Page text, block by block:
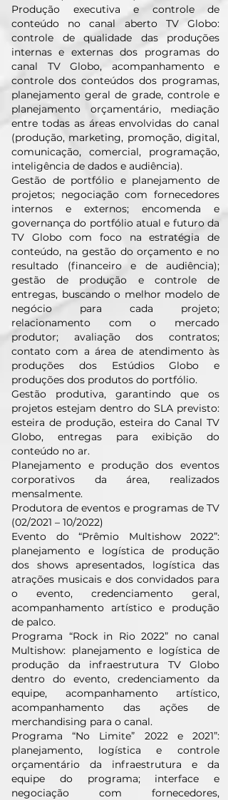
Produção executiva e controle de
conteúdo no canal aberto TV Globo:
controle de qualidade das produções
internas e externas dos programas do
canal TV Globo, acompanhamento e
controle dos conteúdos dos programas,
planejamento geral de grade, controle e
planejamento orçamentário, mediação
entre todas as áreas envolvidas do canal
(produção, marketing, promoção, digital,
comunicação, comercial, programação,
inteligência de dados e audiência).
Gestão de portfólio e planejamento de
projetos; negociação com fornecedores
internos e externos; encomenda e
governança do portfólio atual e futuro da
TV Globo com foco na estratégia de
conteúdo, na gestão do orçamento e no
resultado (financeiro e de audiência);
gestão de produção e controle de
entregas, buscando o melhor modelo de
negócio para cada projeto;
relacionamento com o mercado
produtor; avaliação dos contratos;
contato com a área de atendimento às
produções dos Estúdios Globo e
produções dos produtos do portfólio.
Gestão produtiva, garantindo que os
projetos estejam dentro do SLA previsto:
esteira de produção, esteira do Canal TV
Globo, entregas para exibição do
conteúdo no ar.
Planejamento e produção dos eventos
corporativos da área, realizados
mensalmente.
Produtora de eventos e programas de TV
(02/2021 – 10/2022)
Evento do “Prêmio Multishow 2022”:
planejamento e logística de produção
dos shows apresentados, logística das
atrações musicais e dos convidados para
o evento, credenciamento geral,
acompanhamento artístico e produção
de palco.
Programa “Rock in Rio 2022” no canal
Multishow: planejamento e logística de
produção da infraestrutura TV Globo
dentro do evento, credenciamento da
equipe, acompanhamento artístico,
acompanhamento das ações de
merchandising para o canal.
Programa “No Limite” 2022 e 2021”:
planejamento, logística e controle
orçamentário da infraestrutura e da
equipe do programa; interface e
negociação com fornecedores,